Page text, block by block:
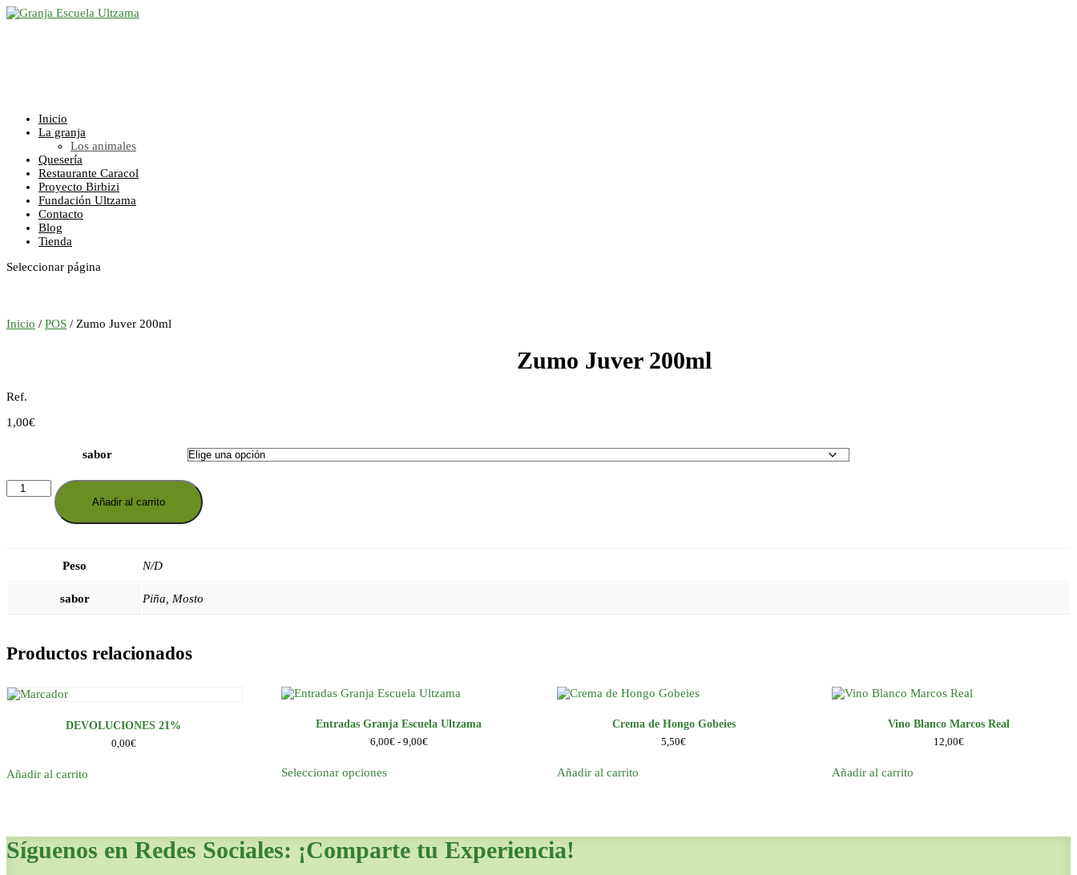
Inicio
La granja
Los animales
Quesería
Restaurante Caracol
Proyecto Birbizi
Fundación Ultzama
Contacto
Blog
Tienda
Seleccionar página
Inicio / POS / Zumo Juver 200ml
Zumo Juver 200ml
Ref.
1,00€
sabor
Zumo
Juver
Añadir al carrito
Peso N/D
sabor Piña, Mosto
Productos relacionados
DEVOLUCIONES 21%
0,00€
Añadir al carrito
Entradas Granja Escuela Ultzama
6,00€ - 9,00€Rango
Seleccionar opciones
Crema de Hongo Gobeies
5,50€
Añadir al carrito
Vino Blanco Marcos Real
12,00€
Añadir al carrito
Síguenos en Redes Sociales: ¡Comparte tu Experiencia!